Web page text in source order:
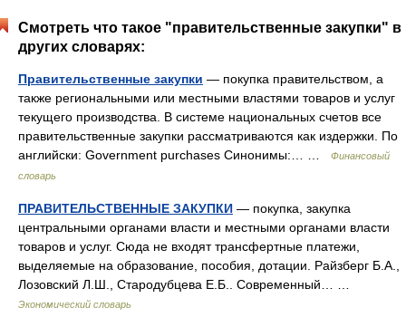
Смотреть что такое "правительственные закупки" в
других словарях:
Правительственные закупки — покупка правительством, а
также региональными или местными властями товаров и услуг
текущего производства. В системе национальных счетов все
правительственные закупки рассматриваются как издержки. По
английски: Government purchases Синонимы:… …
Финансовый
словарь
ПРАВИТЕЛЬСТВЕННЫЕ ЗАКУПКИ — покупка, закупка
центральными органами власти и местными органами власти
товаров и услуг. Сюда не входят трансфертные платежи,
выделяемые на образование, пособия, дотации. Райзберг Б.А.,
Лозовский Л.Ш., Стародубцева Е.Б.. Современный… …
Экономический словарь